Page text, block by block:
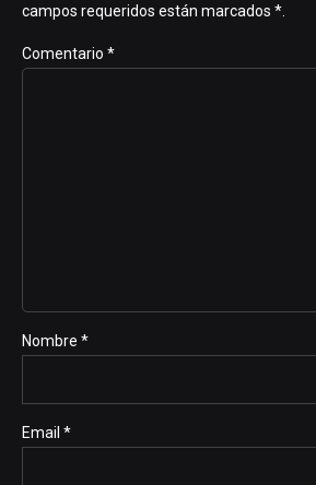
campos requeridos están marcados *.
Comentario *
Nombre *
Email *